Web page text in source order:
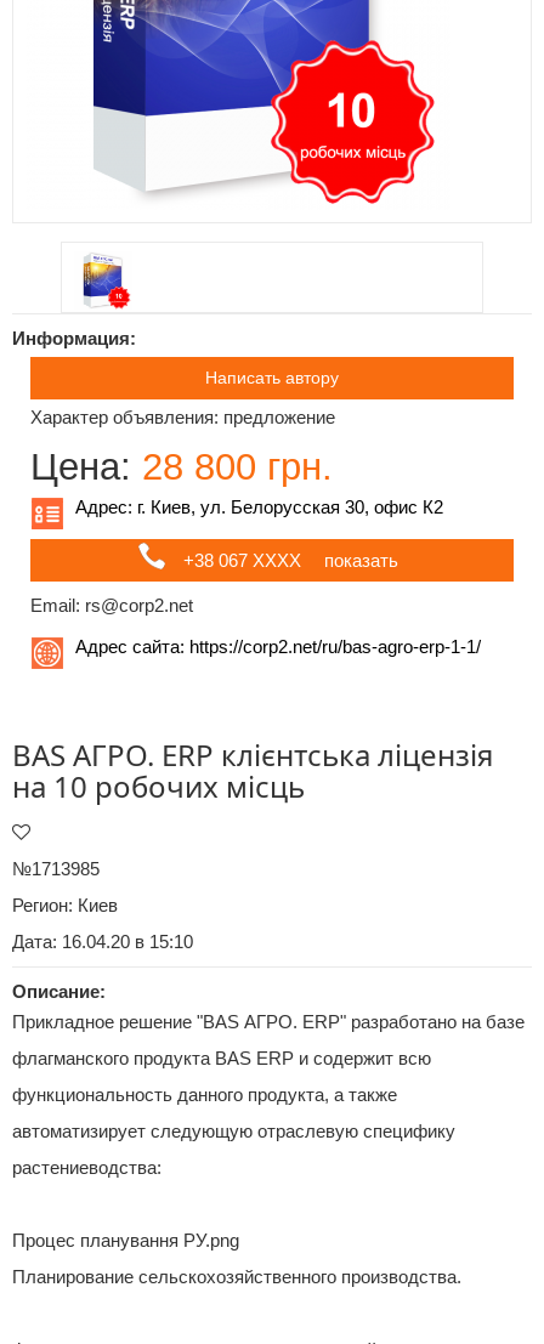
Информация:
Написать автору
Характер объявления: предложение
Цена: 28 800 грн.
Адрес: г. Киев, ул. Белорусская 30, офис К2
+38 067 ХХХХ показать
Email: rs@corp2.net
Адрес сайта: https://corp2.net/ru/bas-agro-erp-1-1/
BAS АГРО. ERP клієнтська ліцензія
на 10 робочих місць
№1713985
Регион: Киев
Дата: 16.04.20 в 15:10
Описание:
Прикладное решение "BAS АГРО. ERP" разработано на базе
флагманского продукта BAS ERP и содержит всю
функциональность данного продукта, а также
автоматизирует следующую отраслевую специфику
растениеводства:
Процес планування РУ.png
Планирование сельскохозяйственного производства.